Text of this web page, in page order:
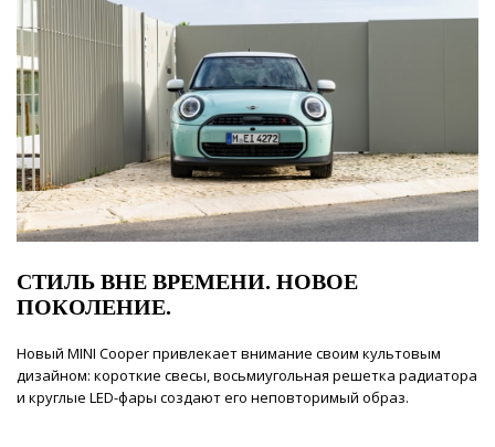
СТИЛЬ ВНЕ ВРЕМЕНИ. НОВОЕ
ПОКОЛЕНИЕ.
Новый MINI Cooper привлекает внимание своим культовым
дизайном: короткие свесы, восьмиугольная решетка радиатора
и круглые LED-фары создают его неповторимый образ.